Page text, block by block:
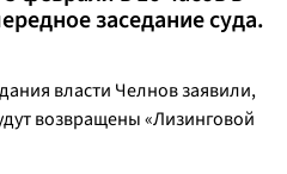
заседание суда.
власти Челнов заявили,
возвращены «Лизинговой